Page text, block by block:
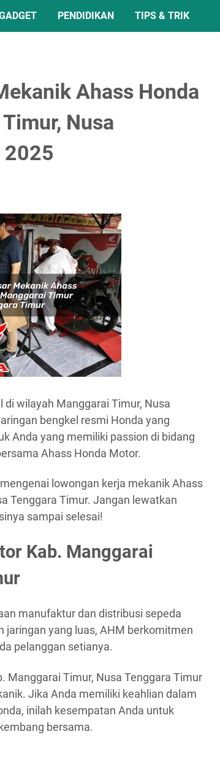
PENDIDIKAN TIPS & TRIK
Ahass Honda
Nusa
2025
wilayah Manggarai Timur, Nusa
bengkel resmi Honda yang
Anda yang memiliki passion di bidang
Ahass Honda Motor.
lowongan kerja mekanik Ahass
Tenggara Timur. Jangan lewatkan
sampai selesai!
Kab. Manggarai
manufaktur dan distribusi sepeda
jaringan yang luas, AHM berkomitmen
pelanggan setianya.
Manggarai Timur, Nusa Tenggara Timur
Jika Anda memiliki keahlian dalam
inilah kesempatan Anda untuk
bersama.